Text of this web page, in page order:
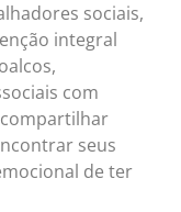
sociais,
integral
com
compartilhar
seus
de ter